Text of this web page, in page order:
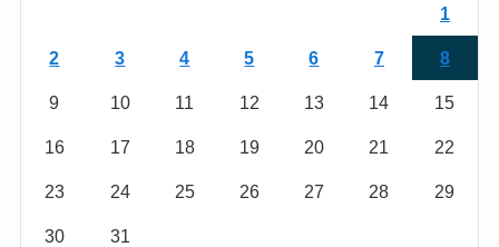
1
2 3 4 5 6 7 8
9 10 11 12 13 14 15
16 17 18 19 20 21 22
23 24 25 26 27 28 29
30 31